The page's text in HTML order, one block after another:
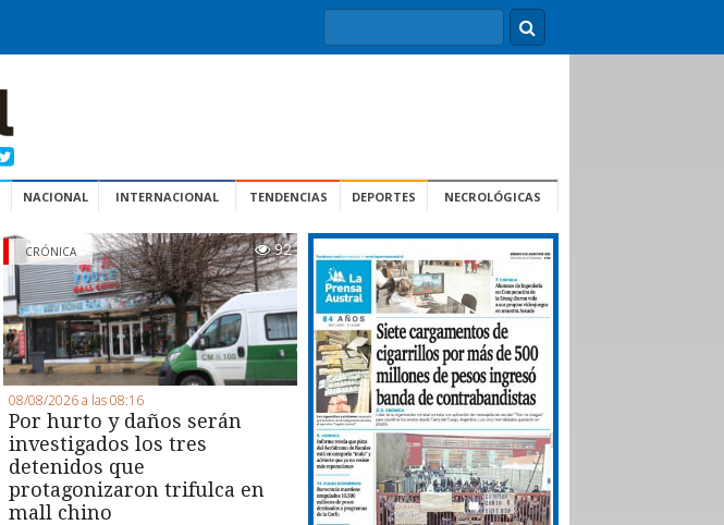
NACIONAL INTERNACIONAL TENDENCIAS DEPORTES NECROLÓGICAS
CRÓNICA 92
08/08/2026 a las 08:16
Por hurto y daños serán
investigados los tres
detenidos que
protagonizaron trifulca en
mall chino